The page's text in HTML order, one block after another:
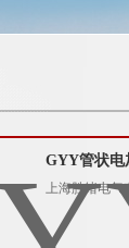
GYY管状电
上海胜绪电气